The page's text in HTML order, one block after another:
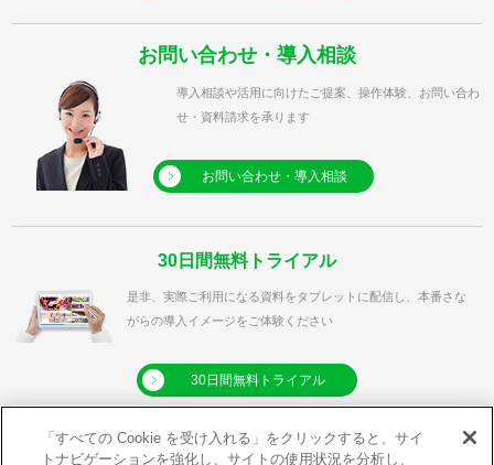
お問い合わせ・導入相談
導入相談や活用に向けたご提案、操作体験、お問い合わ
せ・資料請求を承ります
お問い合わせ・導入相談
30日間無料トライアル
是非、実際ご利用になる資料をタブレットに配信し、本番さな
がらの導入イメージをご体験ください
30日間無料トライアル
「すべての Cookie を受け入れる」をクリックすると、サイ
トナビゲーションを強化し、サイトの使用状況を分析し、